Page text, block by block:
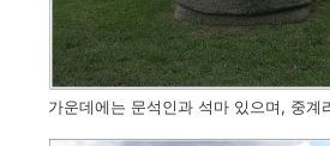
가운데에는 문석인과 석마 있으며, 중계